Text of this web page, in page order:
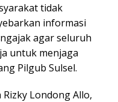
tidak
informasi
agar seluruh
untuk menjaga
Pilgub Sulsel.
Londong Allo,